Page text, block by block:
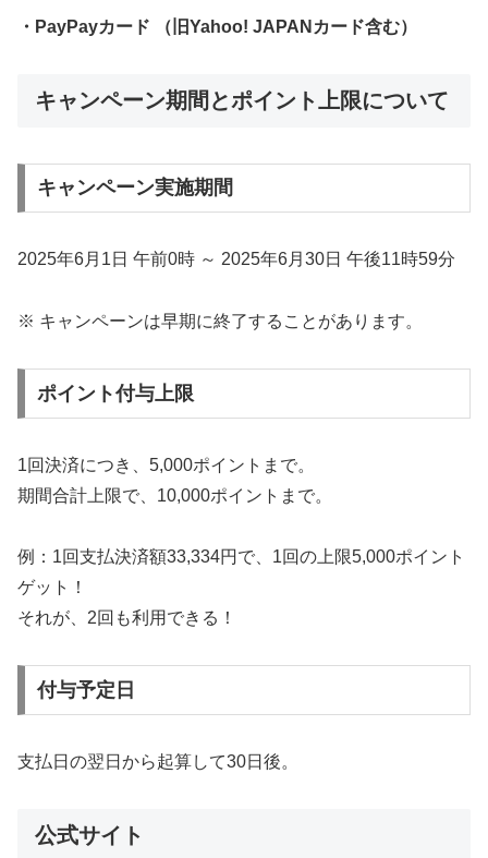
・PayPayカード （旧Yahoo! JAPANカード含む）
キャンペーン期間とポイント上限について
キャンペーン実施期間
2025年6月1日 午前0時 ～ 2025年6月30日 午後11時59分
※ キャンペーンは早期に終了することがあります。
ポイント付与上限
1回決済につき、5,000ポイントまで。
期間合計上限で、10,000ポイントまで。
例：1回支払決済額33,334円で、1回の上限5,000ポイント
ゲット！
それが、2回も利用できる！
付与予定日
支払日の翌日から起算して30日後。
公式サイト